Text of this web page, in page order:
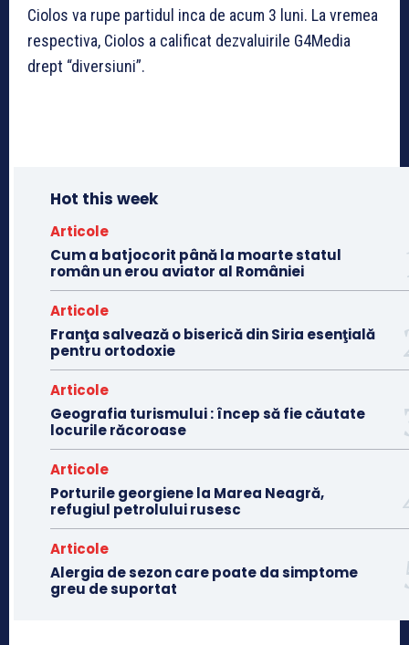
Ciolos va rupe partidul inca de acum 3 luni. La vremea
respectiva, Ciolos a calificat dezvaluirile G4Media
drept “diversiuni”.
Hot this week
Articole
Cum a batjocorit până la moarte statul
român un erou aviator al României
Articole
Franţa salvează o biserică din Siria esenţială
pentru ortodoxie
Articole
Geografia turismului : încep să fie căutate
locurile răcoroase
Articole
Porturile georgiene la Marea Neagră,
refugiul petrolului rusesc
Articole
Alergia de sezon care poate da simptome
greu de suportat